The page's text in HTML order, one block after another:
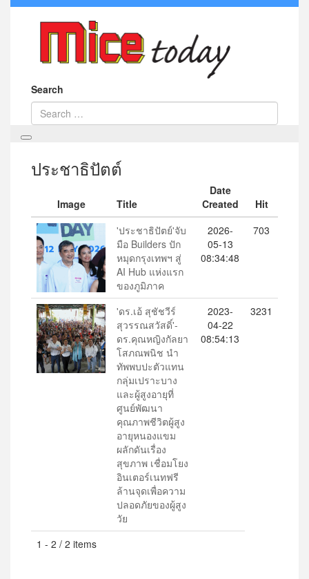
Search
ประชาธิปัตต์
Image Title
Date
Created
Hit
'ประชาธิปัตย์'จับ
มือ Builders ปัก
หมุดกรุงเทพฯ สู่
AI Hub แห่งแรก
ของภูมิภาค
2026-
05-13
08:34:48
703
'ดร.เอ้ สุชัชวีร์
สุวรรณสวัสดิ์'-
ดร.คุณหญิงกัลยา
โสภณพนิช นำ
ทัพพบปะตัวแทน
กลุ่มเปราะบาง
และผู้สูงอายุที่
ศูนย์พัฒนา
คุณภาพชีวิตผู้สูง
อายุหนองแขม
ผลักดันเรื่อง
สุขภาพ เชื่อมโยง
อินเตอร์เนทฟรี
ล้านจุดเพื่อความ
ปลอดภัยของผู้สูง
วัย
2023-
04-22
08:54:13
3231
1 - 2 / 2 items